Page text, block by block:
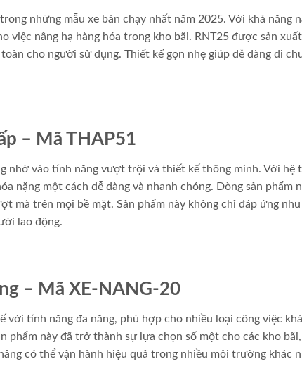
những mẫu xe bán chạy nhất năm 2025. Với khả năng
việc nâng hạ hàng hóa trong kho bãi. RNT25 được sản
cho người sử dụng. Thiết kế gọn nhẹ giúp dễ dàng di
– Mã THAP51
nhờ vào tính năng vượt trội và thiết kế thông minh. Với hệ
nặng một cách dễ dàng và nhanh chóng. Dòng sản phẩm
mà trên mọi bề mặt. Sản phẩm này không chỉ đáp ứng nhu
lao động.
– Mã XE-NANG-20
tính năng đa năng, phù hợp cho nhiều loại công việc
phẩm này đã trở thành sự lựa chọn số một cho các kho
có thể vận hành hiệu quả trong nhiều môi trường khác